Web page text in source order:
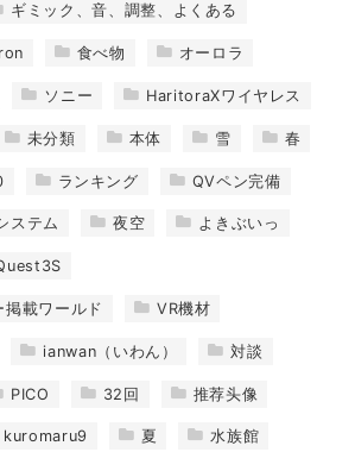
ギミック、音、調整、よくある
食べ物 オーロラ
ソニー HaritoraXワイヤレス
未分類 本体 雪 春
ランキング QVペン完備
ステム 夜空 よきぶいっ
掲載ワールド VR機材
ianwan（いわん） 対談
PICO 32回 推荐头像
kuromaru9 夏 水族館